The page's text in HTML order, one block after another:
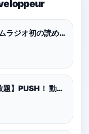
TOKYO FM+ エフエムラジオ初の読めるニュースアプリ
【有名スタンプ取り放題】PUSH！ 動くスタンプ